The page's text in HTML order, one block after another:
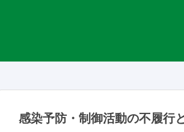
感染予防・制御活動の不履